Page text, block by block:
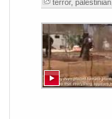
terror, palestinian,